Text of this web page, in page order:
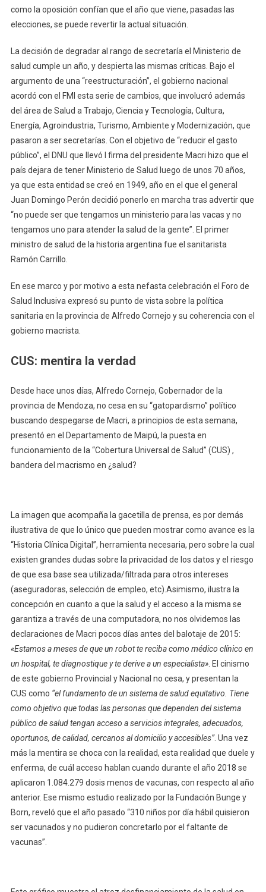
como la oposición confían que el año que viene, pasadas las
elecciones, se puede revertir la actual situación.
La decisión de degradar al rango de secretaría el Ministerio de
salud cumple un año, y despierta las mismas críticas. Bajo el
argumento de una “reestructuración”, el gobierno nacional
acordó con el FMI esta serie de cambios, que involucró además
del área de Salud a Trabajo, Ciencia y Tecnología, Cultura,
Energía, Agroindustria, Turismo, Ambiente y Modernización, que
pasaron a ser secretarías. Con el objetivo de “reducir el gasto
público”, el DNU que llevó l firma del presidente Macri hizo que el
país dejara de tener Ministerio de Salud luego de unos 70 años,
ya que esta entidad se creó en 1949, año en el que el general
Juan Domingo Perón decidió ponerlo en marcha tras advertir que
“no puede ser que tengamos un ministerio para las vacas y no
tengamos uno para atender la salud de la gente”. El primer
ministro de salud de la historia argentina fue el sanitarista
Ramón Carrillo.
En ese marco y por motivo a esta nefasta celebración el Foro de
Salud Inclusiva expresó su punto de vista sobre la política
sanitaria en la provincia de Alfredo Cornejo y su coherencia con el
gobierno macrista.
CUS: mentira la verdad
Desde hace unos días, Alfredo Cornejo, Gobernador de la
provincia de Mendoza, no cesa en su “gatopardismo” político
buscando despegarse de Macri, a principios de esta semana,
presentó en el Departamento de Maipú, la puesta en
funcionamiento de la “Cobertura Universal de Salud” (CUS) ,
bandera del macrismo en ¿salud?
La imagen que acompaña la gacetilla de prensa, es por demás
ilustrativa de que lo único que pueden mostrar como avance es la
“Historia Clínica Digital”, herramienta necesaria, pero sobre la cual
existen grandes dudas sobre la privacidad de los datos y el riesgo
de que esa base sea utilizada/filtrada para otros intereses
(aseguradoras, selección de empleo, etc).Asimismo, ilustra la
concepción en cuanto a que la salud y el acceso a la misma se
garantiza a través de una computadora, no nos olvidemos las
declaraciones de Macri pocos días antes del balotaje de 2015:
«Estamos a meses de que un robot te reciba como médico clínico en
un hospital, te diagnostique y te derive a un especialista». El cinismo
de este gobierno Provincial y Nacional no cesa, y presentan la
CUS como “el fundamento de un sistema de salud equitativo. Tiene
como objetivo que todas las personas que dependen del sistema
público de salud tengan acceso a servicios integrales, adecuados,
oportunos, de calidad, cercanos al domicilio y accesibles”. Una vez
más la mentira se choca con la realidad, esta realidad que duele y
enferma, de cuál acceso hablan cuando durante el año 2018 se
aplicaron 1.084.279 dosis menos de vacunas, con respecto al año
anterior. Ese mismo estudio realizado por la Fundación Bunge y
Born, reveló que el año pasado “310 niños por día hábil quisieron
ser vacunados y no pudieron concretarlo por el faltante de
vacunas”.